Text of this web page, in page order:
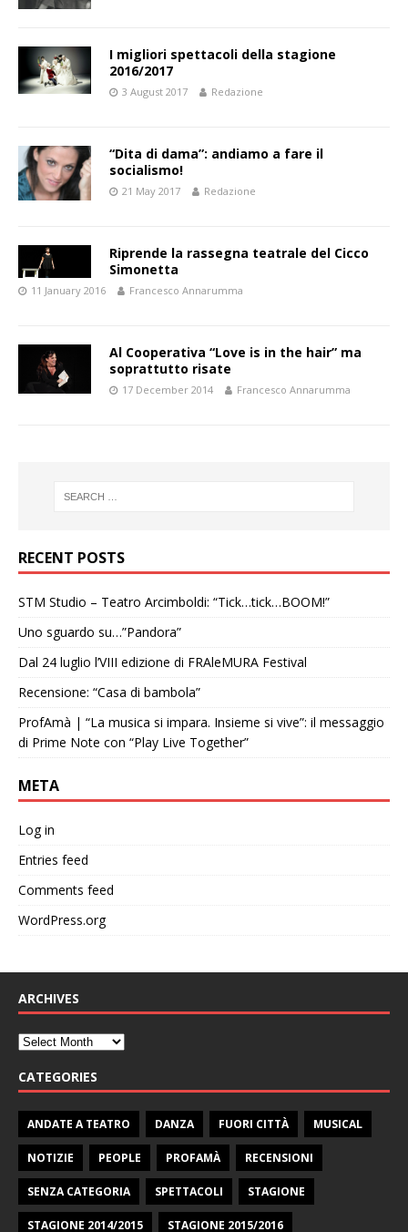
I migliori spettacoli della stagione
2016/2017
3 August 2017 Redazione
“Dita di dama”: andiamo a fare il
socialismo!
21 May 2017 Redazione
Riprende la rassegna teatrale del Cicco
Simonetta
11 January 2016 Francesco Annarumma
Al Cooperativa “Love is in the hair” ma
soprattutto risate
17 December 2014 Francesco Annarumma
RECENT POSTS
STM Studio – Teatro Arcimboldi: “Tick…tick…BOOM!”
Uno sguardo su…”Pandora”
Dal 24 luglio l’VIII edizione di FRAleMURA Festival
Recensione: “Casa di bambola”
ProfAmà | “La musica si impara. Insieme si vive”: il messaggio
di Prime Note con “Play Live Together”
META
Log in
Entries feed
Comments feed
WordPress.org
ARCHIVES
CATEGORIES
ANDATE A TEATRO DANZA FUORI CITTÀ MUSICAL
NOTIZIE PEOPLE PROFAMÀ RECENSIONI
SENZA CATEGORIA SPETTACOLI STAGIONE
STAGIONE 2014/2015 STAGIONE 2015/2016